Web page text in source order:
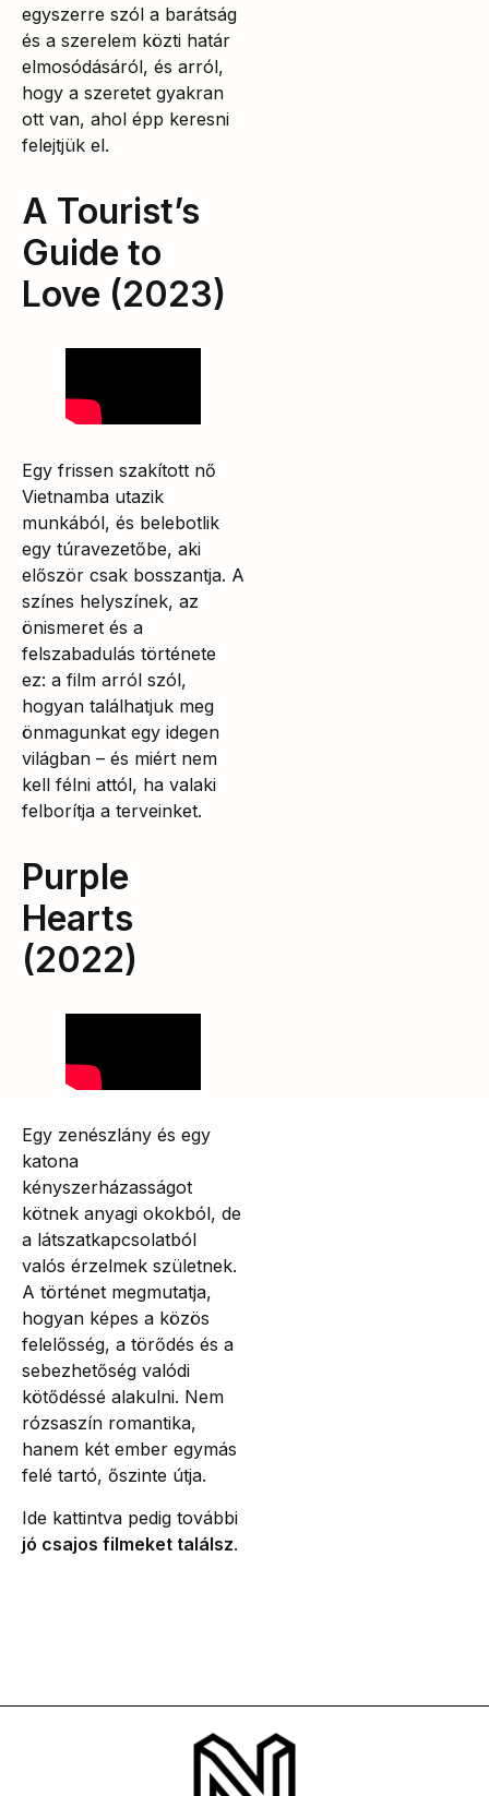
egyszerre szól a barátság
és a szerelem közti határ
elmosódásáról, és arról,
hogy a szeretet gyakran
ott van, ahol épp keresni
felejtjük el.
A Tourist’s
Guide to
Love (2023)
Egy frissen szakított nő
Vietnamba utazik
munkából, és belebotlik
egy túravezetőbe, aki
először csak bosszantja. A
színes helyszínek, az
önismeret és a
felszabadulás története
ez: a film arról szól,
hogyan találhatjuk meg
önmagunkat egy idegen
világban – és miért nem
kell félni attól, ha valaki
felborítja a terveinket.
Purple
Hearts
(2022)
Egy zenészlány és egy
katona
kényszerházasságot
kötnek anyagi okokból, de
a látszatkapcsolatból
valós érzelmek születnek.
A történet megmutatja,
hogyan képes a közös
felelősség, a törődés és a
sebezhetőség valódi
kötődéssé alakulni. Nem
rózsaszín romantika,
hanem két ember egymás
felé tartó, őszinte útja.
Ide kattintva pedig további
jó csajos filmeket találsz.